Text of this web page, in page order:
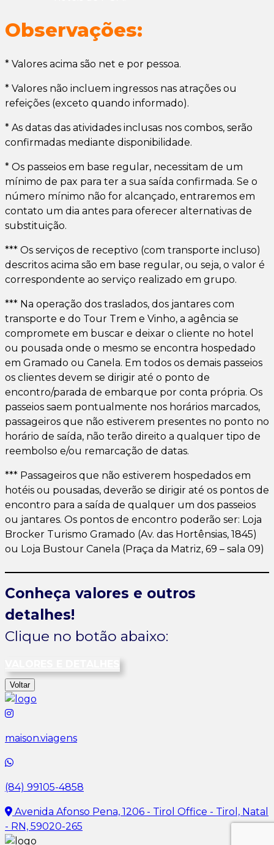
Observações:
* Valores acima são net e por pessoa.
* Valores não incluem ingressos nas atrações ou
refeições (exceto quando informado).
* As datas das atividades inclusas nos combos, serão
confirmadas mediante disponibilidade.
* Os passeios em base regular, necessitam de um
mínimo de pax para ter a sua saída confirmada. Se o
número mínimo não for alcançado, entraremos em
contato um dia antes para oferecer alternativas de
substituição.
*** Os serviços de receptivo (com transporte incluso)
descritos acima são em base regular, ou seja, o valor é
correspondente ao serviço realizado em grupo.
*** Na operação dos traslados, dos jantares com
transporte e do Tour Trem e Vinho, a agência se
compromete em buscar e deixar o cliente no hotel
ou pousada onde o mesmo se encontra hospedado
em Gramado ou Canela. Em todos os demais passeios
os clientes devem se dirigir até o ponto de
encontro/parada de embarque por conta própria. Os
passeios saem pontualmente nos horários marcados,
passageiros que não estiverem presentes no ponto no
horário de saída, não terão direito a qualquer tipo de
reembolso e/ou remarcação de datas.
*** Passageiros que não estiverem hospedados em
hotéis ou pousadas, deverão se dirigir até os pontos de
encontro para a saída de qualquer um dos passeios
ou jantares. Os pontos de encontro poderão ser: Loja
Brocker Turismo Gramado (Av. das Hortênsias, 1845)
ou Loja Bustour Canela (Praça da Matriz, 69 – sala 09)
Conheça valores e outros
detalhes!
Clique no botão abaixo:
Voltar
maison.viagens
(84) 99105-4858
Avenida Afonso Pena, 1206 - Tirol Office - Tirol, Natal
- RN, 59020-265